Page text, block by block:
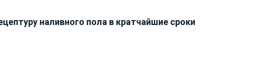
наливного пола в кратчайшие сроки